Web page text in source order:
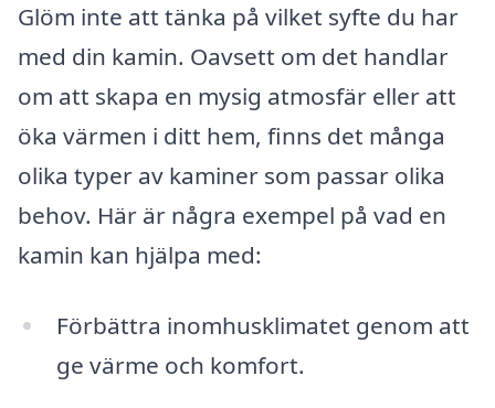
Glöm inte att tänka på vilket syfte du har
med din kamin. Oavsett om det handlar
om att skapa en mysig atmosfär eller att
öka värmen i ditt hem, finns det många
olika typer av kaminer som passar olika
behov. Här är några exempel på vad en
kamin kan hjälpa med:
Förbättra inomhusklimatet genom att
ge värme och komfort.